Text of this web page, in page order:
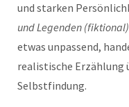
und starken
und Legenden (fiktional)
etwas unpassend,
realistische Erzählung
Selbstfindung.